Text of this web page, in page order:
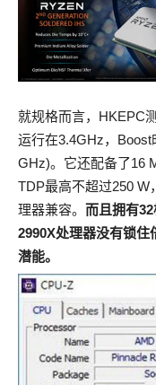
就规格而言，HKEPC
运行在3.4GHz，
GHz)。它还配备了16
TDP最高不超过250 W
理器兼容。 而且拥有
2990X处理器没有锁住
潜能。